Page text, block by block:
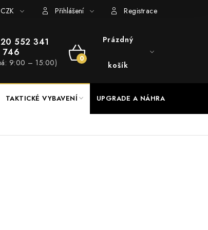
servis Hodnocení obchodu
CZK Přihlášení Registrace
552 341
746
9:00 – 15:00)
NÁKUPNÍ
Prázdný
košík
TAKTICKÉ VYBAVENÍ UPGRADE A NÁHRADNÍ DÍLY